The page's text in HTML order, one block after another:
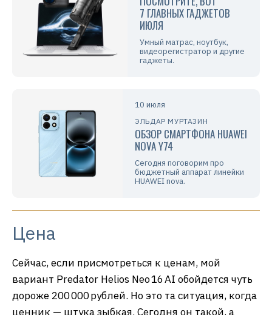
7 ГЛАВНЫХ ГАДЖЕТОВ
ИЮЛЯ
Умный матрас, ноутбук,
видеорегистратор и другие
гаджеты.
10 июля
ЭЛЬДАР МУРТАЗИН
ОБЗОР СМАРТФОНА HUAWEI
NOVA Y74
Сегодня поговорим про
бюджетный аппарат линейки
HUAWEI nova.
Цена
Сейчас, если присмотреться к ценам, мой
вариант Predator Helios Neo 16 AI обойдется чуть
дороже 200 000 рублей. Но это та ситуация, когда
ценник — штука зыбкая. Сегодня он такой, а